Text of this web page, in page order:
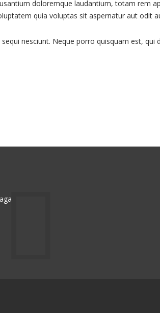
doloremque laudantium, totam rem
quia voluptas sit aspernatur aut odit
nesciunt. Neque porro quisquam est,